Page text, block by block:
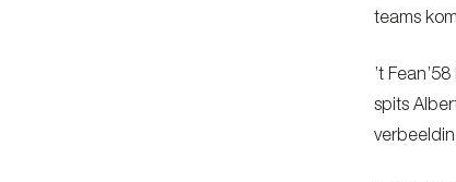
teams
’t
spits